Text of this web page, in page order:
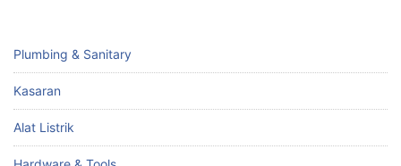
Plumbing & Sanitary
Kasaran
Alat Listrik